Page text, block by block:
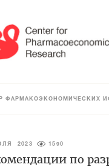
ФАРМАКОЭКОНОМИЧЕСКИХ
2023 1590
по